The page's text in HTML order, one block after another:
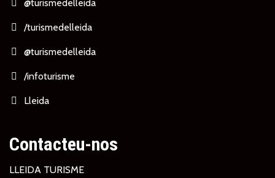
@turismedelleida
/turismedelleida
@turismedelleida
/infoturisme
Lleida
Contacteu-nos
LLEIDA TURISME